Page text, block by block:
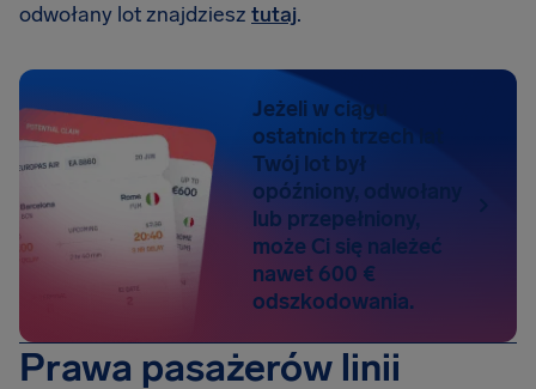
odwołany lot znajdziesz tutaj.
Jeżeli w ciągu
ostatnich trzech lat
Twój lot był
opóźniony, odwołany
lub przepełniony,
może Ci się należeć
nawet 600 €
odszkodowania.
Prawa pasażerów linii